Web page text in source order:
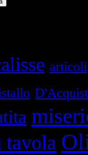
articoli
tavola